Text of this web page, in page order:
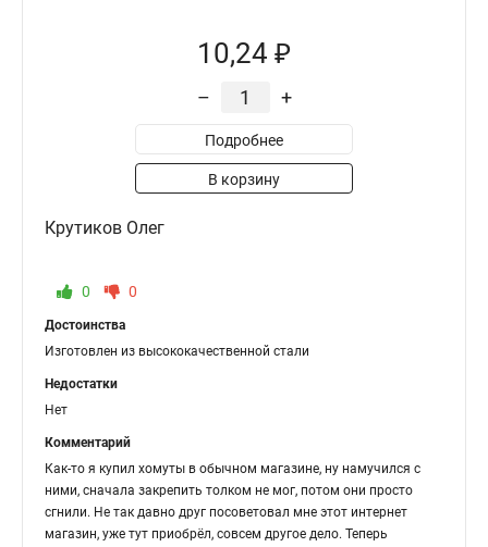
10,24 ₽
– +
Подробнее
В корзину
Крутиков Олег
0 0
Достоинства
Изготовлен из высококачественной стали
Недостатки
Нет
Комментарий
Как-то я купил хомуты в обычном магазине, ну намучился с
ними, сначала закрепить толком не мог, потом они просто
сгнили. Не так давно друг посоветовал мне этот интернет
магазин, уже тут приобрёл, совсем другое дело. Теперь